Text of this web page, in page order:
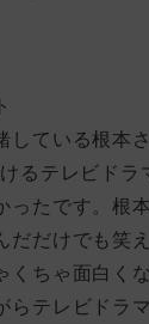
している根本
るテレビド
ったです。根
だだけでも笑
くちゃ面白く
らテレビドラ